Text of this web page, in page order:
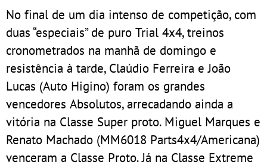
No final de um dia intenso de competição, com
duas “especiais” de puro Trial 4x4, treinos
cronometrados na manhã de domingo e
resistência à tarde, Claúdio Ferreira e João
Lucas (Auto Higino) foram os grandes
vencedores Absolutos, arrecadando ainda a
vitória na Classe Super proto. Miguel Marques e
Renato Machado (MM6018 Parts4x4/Americana)
venceram a Classe Proto. Já na Classe Extreme